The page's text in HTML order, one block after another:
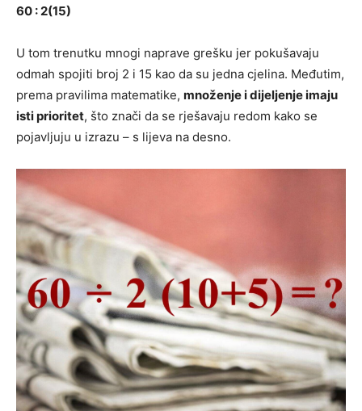
60 : 2(15)
U tom trenutku mnogi naprave grešku jer pokušavaju
odmah spojiti broj 2 i 15 kao da su jedna cjelina. Međutim,
prema pravilima matematike, množenje i dijeljenje imaju
isti prioritet, što znači da se rješavaju redom kako se
pojavljuju u izrazu – s lijeva na desno.